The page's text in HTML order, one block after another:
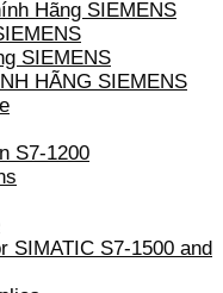
Hãng SIEMENS
SIEMENS
HÃNG SIEMENS
S7-1200
SIMATIC S7-1500 and